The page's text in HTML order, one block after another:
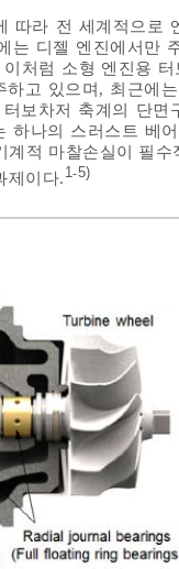
따라 전 세계적으로
는 디젤 엔진에서만
처럼 소형 엔진용
고 있으며, 최근에
보차저 축계의 단면
하나의 스러스트 베
계적 마찰손실이 필
제이다.1-5)